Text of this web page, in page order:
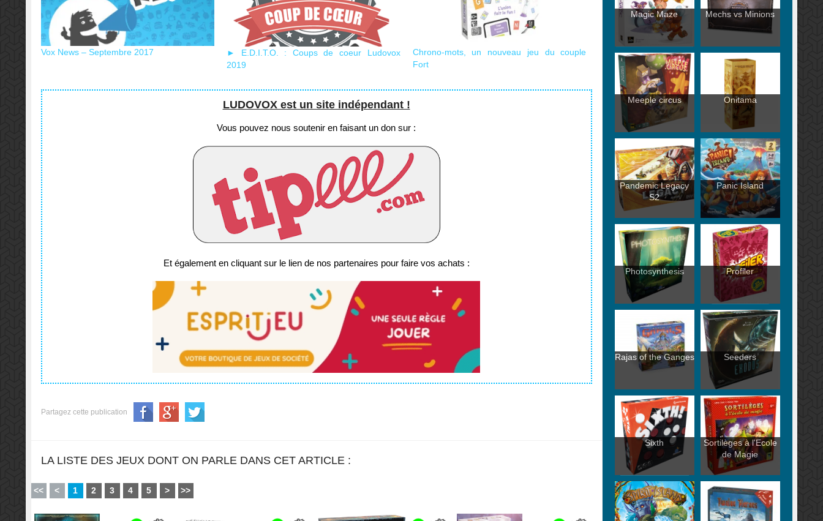
Vox News – Septembre 2017
► E.D.I.T.O. : Coups de coeur Ludovox
2019
Chrono-mots, un nouveau jeu du couple
Fort
LUDOVOX est un site indépendant !
Vous pouvez nous soutenir en faisant un don sur :
Et également en cliquant sur le lien de nos partenaires pour faire vos achats :
Partagez cette publication
LA LISTE DES JEUX DONT ON PARLE DANS CET ARTICLE :
<< < 1 2 3 4 5 > >>
Magic Maze Mechs vs Minions
Meeple circus Onitama
Pandemic Legacy
S2
Panic Island
Photosynthesis Profiler
Rajas of the Ganges Seeders
Sixth
Sortilèges à l'Ecole
de Magie